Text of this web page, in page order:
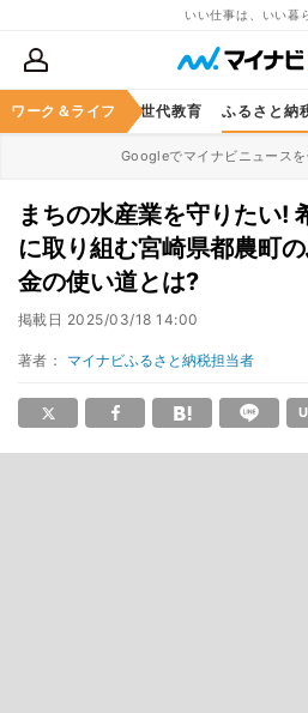
いい仕事は、いい暮
ワーク＆ライフ
ャッシュレス 次世代教育 ふるさと納
Googleでマイナビニュース
まちの水産業を守りたい!
に取り組む宮崎県都農町
金の使い道とは?
掲載日 2025/03/18 14:00
著者： マイナビふるさと納税担当者